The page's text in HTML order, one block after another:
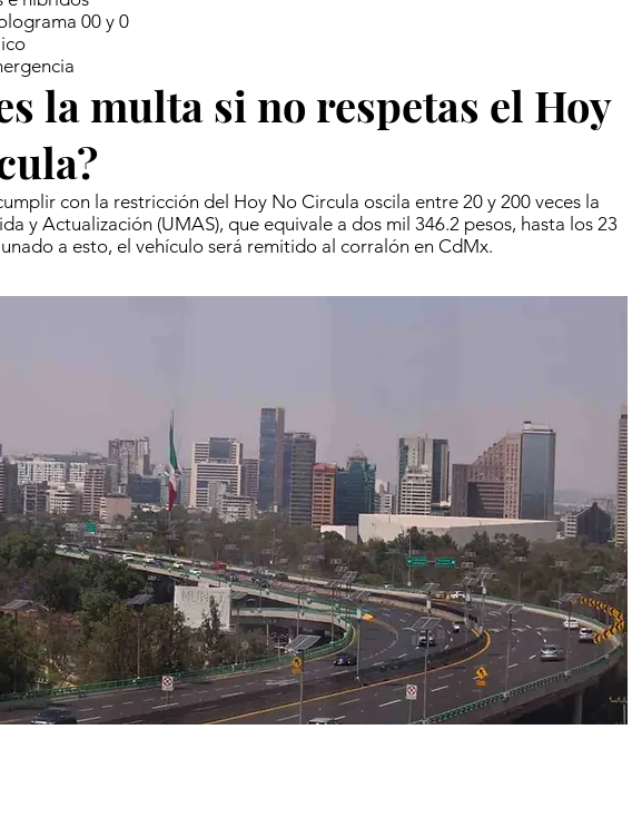
00 y 0
la multa si no respetas el Hoy
con la restricción del Hoy No Circula oscila entre 20 y 200 veces la
y Actualización (UMAS), que equivale a dos mil 346.2 pesos, hasta los 23
a esto, el vehículo será remitido al corralón en CdMx.